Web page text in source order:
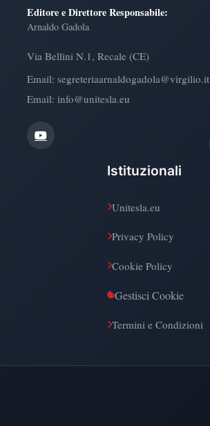
Editore e Direttore Responsabile:
Arnaldo Gadola
Via Bellini N.1, Recale (CE)
Email: segreteriaarnaldogadola@virgilio.it
Email: info@unitesla.eu
Istituzionali
Unitesla.eu
Privacy Policy
Cookie Policy
Gestisci Cookie
Termini e Condizioni